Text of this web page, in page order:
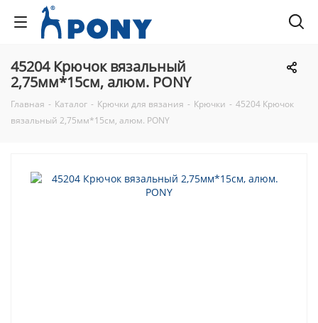
45204 Крючок вязальный
2,75мм*15см, алюм. PONY
Главная - Каталог - Крючки для вязания - Крючки - 45204 Крючок
вязальный 2,75мм*15см, алюм. PONY